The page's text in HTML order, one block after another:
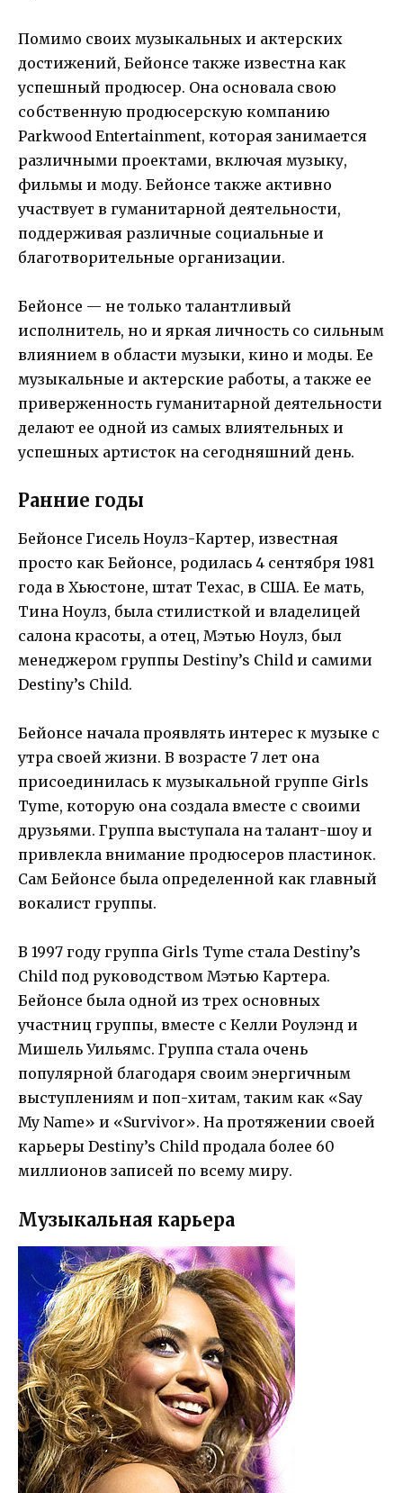
Помимо своих музыкальных и актерских
достижений, Бейонсе также известна как
успешный продюсер. Она основала свою
собственную продюсерскую компанию
Parkwood Entertainment, которая занимается
различными проектами, включая музыку,
фильмы и моду. Бейонсе также активно
участвует в гуманитарной деятельности,
поддерживая различные социальные и
благотворительные организации.
Бейонсе — не только талантливый
исполнитель, но и яркая личность со сильным
влиянием в области музыки, кино и моды. Ее
музыкальные и актерские работы, а также ее
приверженность гуманитарной деятельности
делают ее одной из самых влиятельных и
успешных артисток на сегодняшний день.
Ранние годы
Бейонсе Гисель Ноулз-Картер, известная
просто как Бейонсе, родилась 4 сентября 1981
года в Хьюстоне, штат Техас, в США. Ее мать,
Тина Ноулз, была стилисткой и владелицей
салона красоты, а отец, Мэтью Ноулз, был
менеджером группы Destiny’s Child и самими
Destiny’s Child.
Бейонсе начала проявлять интерес к музыке с
утра своей жизни. В возрасте 7 лет она
присоединилась к музыкальной группе Girls
Tyme, которую она создала вместе с своими
друзьями. Группа выступала на талант-шоу и
привлекла внимание продюсеров пластинок.
Сам Бейонсе была определенной как главный
вокалист группы.
В 1997 году группа Girls Tyme стала Destiny’s
Child под руководством Мэтью Картера.
Бейонсе была одной из трех основных
участниц группы, вместе с Келли Роулэнд и
Мишель Уильямс. Группа стала очень
популярной благодаря своим энергичным
выступлениям и поп-хитам, таким как «Say
My Name» и «Survivor». На протяжении своей
карьеры Destiny’s Child продала более 60
миллионов записей по всему миру.
Музыкальная карьера